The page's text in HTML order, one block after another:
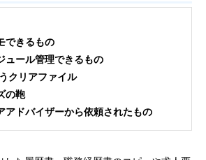
できるもの
ュール管理できるもの
クリアファイル
の鞄
アドバイザーから依頼されたもの